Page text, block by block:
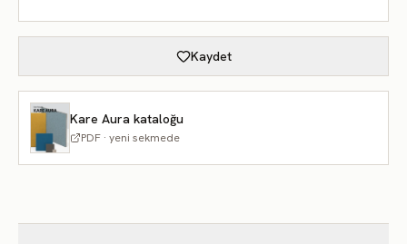
Kaydet
Kare Aura kataloğu
PDF · yeni sekmede